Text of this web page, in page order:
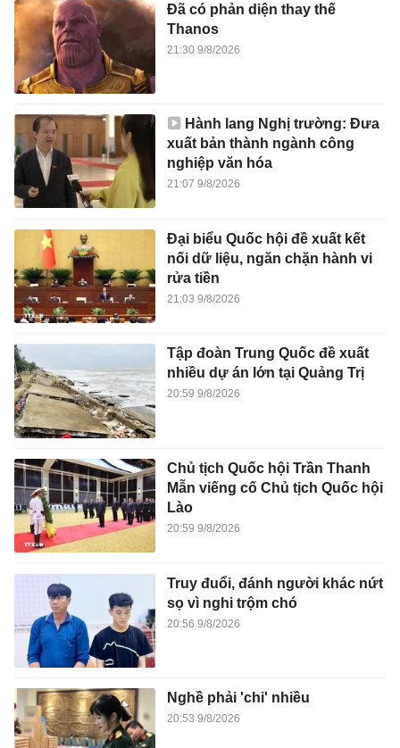
Đã có phản diện thay thế
Thanos
21:30 9/8/2026
Hành lang Nghị trường: Đưa
xuất bản thành ngành công
nghiệp văn hóa
21:07 9/8/2026
Đại biểu Quốc hội đề xuất kết
nối dữ liệu, ngăn chặn hành vi
rửa tiền
21:03 9/8/2026
Tập đoàn Trung Quốc đề xuất
nhiều dự án lớn tại Quảng Trị
20:59 9/8/2026
Chủ tịch Quốc hội Trần Thanh
Mẫn viếng cố Chủ tịch Quốc hội
Lào
20:59 9/8/2026
Truy đuổi, đánh người khác nứt
sọ vì nghi trộm chó
20:56 9/8/2026
Nghề phải 'chi' nhiều
20:53 9/8/2026